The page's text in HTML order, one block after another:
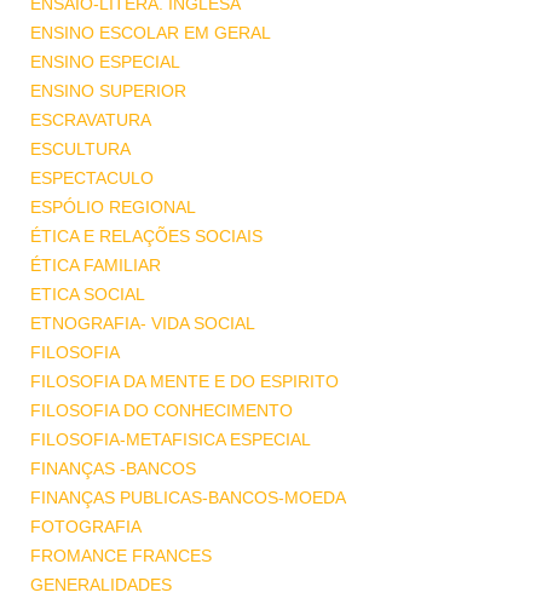
ENSINO ESCOLAR EM GERAL
ENSINO ESPECIAL
ENSINO SUPERIOR
ESCRAVATURA
ESCULTURA
ESPECTACULO
ESPÓLIO REGIONAL
ÉTICA E RELAÇÕES SOCIAIS
ÉTICA FAMILIAR
ETICA SOCIAL
ETNOGRAFIA- VIDA SOCIAL
FILOSOFIA
FILOSOFIA DA MENTE E DO ESPIRITO
FILOSOFIA DO CONHECIMENTO
FILOSOFIA-METAFISICA ESPECIAL
FINANÇAS -BANCOS
FINANÇAS PUBLICAS-BANCOS-MOEDA
FOTOGRAFIA
FROMANCE FRANCES
GENERALIDADES